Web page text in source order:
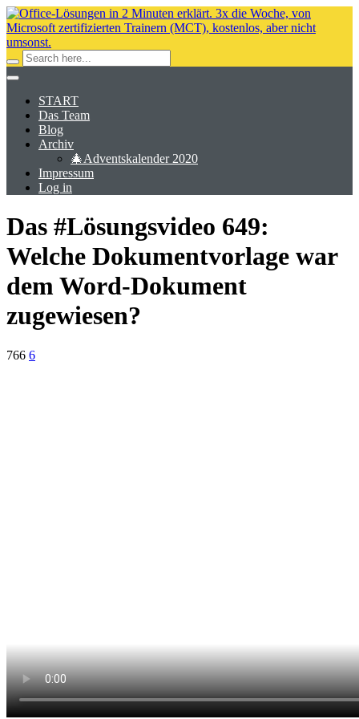
START
Das Team
Blog
Archiv
🎄Adventskalender 2020
Impressum
Log in
Das #Lösungsvideo 649:
Welche Dokumentvorlage war
dem Word-Dokument
zugewiesen?
766 6